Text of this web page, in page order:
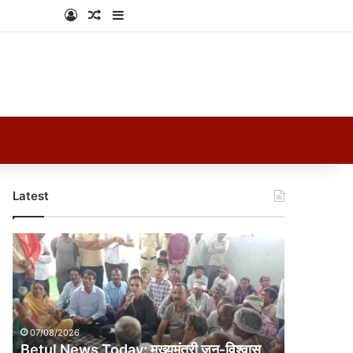
Log InRandom Article
Sidebar
Latest
Betul
News
Today:
मुख्यमंत्री
जन-
विश्वास
अभियान07/08/2026
Betul News Today: मुख्यमंत्री जन-विश्वास